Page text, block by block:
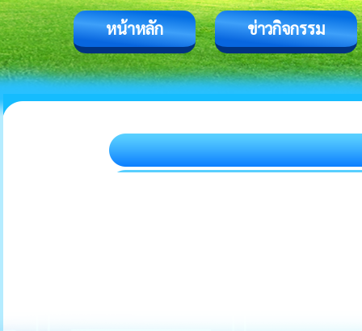
หน้าหลัก ข่าวกิจกรรม